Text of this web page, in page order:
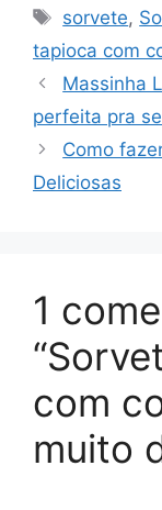
Tags
sorvete,
tapioca com
Massinha
perfeita pra
Como
Deliciosas
1
com
muito